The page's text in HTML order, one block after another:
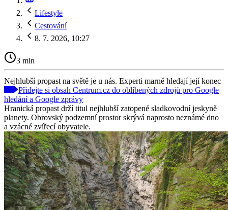
Lifestyle
Cestování
8. 7. 2026, 10:27
3 min
Nejhlubší propast na světě je u nás. Experti marně hledají její konec
Přidejte si obsah Centrum.cz do oblíbených zdrojů pro Google
hledání a Google zprávy
Hranická propast drží titul nejhlubší zatopené sladkovodní jeskyně
planety. Obrovský podzemní prostor skrývá naprosto neznámé dno
a vzácné zvířecí obyvatele.